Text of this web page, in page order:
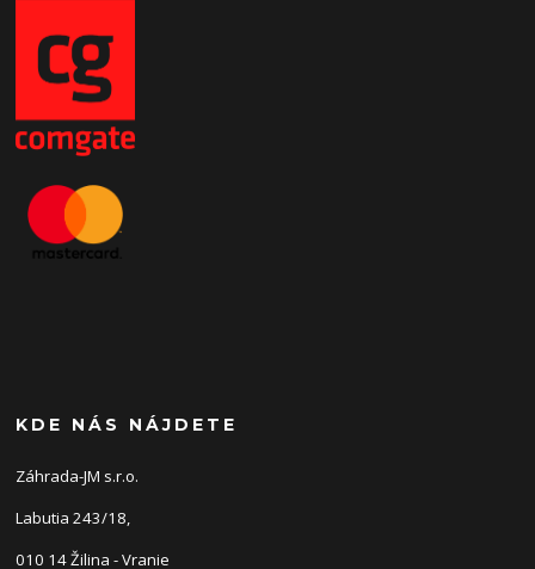
KDE NÁS NÁJDETE
Záhrada-JM s.r.o.
Labutia 243/18,
010 14 Žilina - Vranie